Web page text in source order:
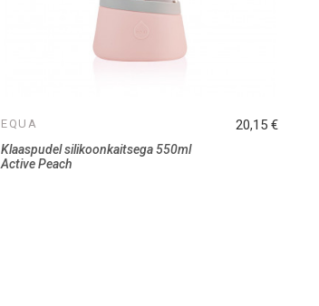
EQUA
Klaaspudel silikoonkaitsega 550ml
Active Peach
20,15 €